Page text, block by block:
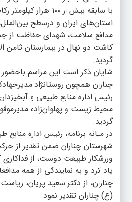
با سابقه بیش از ۱۰۰ هزار
استان‌های ایران و درسطح
مدافع سلامت، شهدای حفاظت از
کاشت دو نهال در بیمارستان ثامن
گردید.
شایان ذکر است این مراسم
چناران همچون روستانژاد
رئیس اداره منابع طبیعی و
محیط زیست و پهلوان‌زاده
گردید.
در میانه برنامه، رئیس اداره منابع
شهرستان چناران ضمن تقدیر از
ورزشکار طبیعت دوست، از فداکاری
یاد کرد و به نمایندگی از همه
چناران، از دکتر سعید پریان، ریاست
(ع) چناران تقدیر نمود.